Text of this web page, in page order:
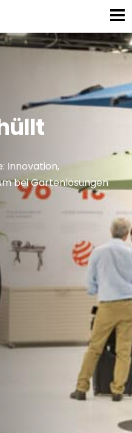
Zhengte enthüllt
Logistik
Service
Innovation,
bei Gartenlösungen